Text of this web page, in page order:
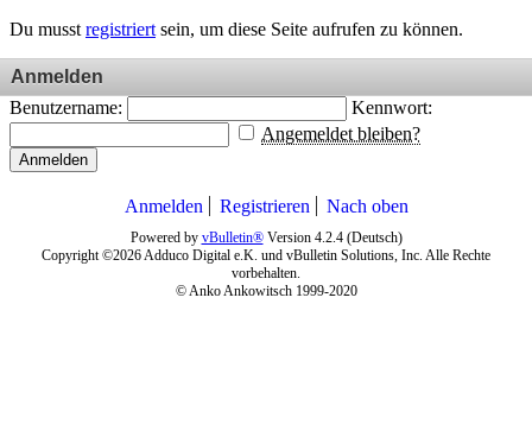
Du musst registriert sein, um diese Seite aufrufen zu können.
Anmelden
Benutzername:
Kennwort:
Angemeldet bleiben?
Anmelden
Anmelden Registrieren Nach oben
Powered by vBulletin®Version 4.2.4 (Deutsch)
Copyright ©2026 Adduco Digital e.K. und vBulletin Solutions, Inc. Alle Rechte
vorbehalten.
© Anko Ankowitsch 1999-2020